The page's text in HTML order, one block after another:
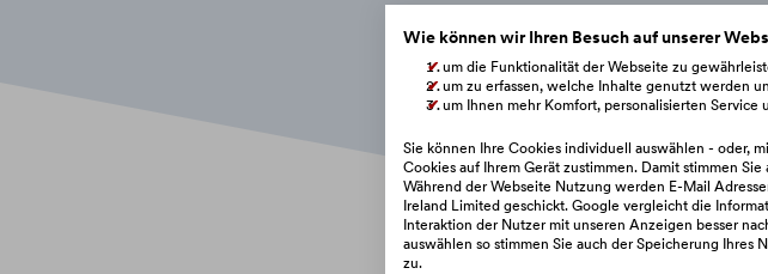
Wie können wir Ihren Besuch auf unserer
um die Funktionalität der Webseite zu
um zu erfassen, welche Inhalte genutzt werden
um Ihnen mehr Komfort, personalisierten Service
Sie können Ihre Cookies individuell auswählen - oder,
Cookies auf Ihrem Gerät zustimmen. Damit stimmen
Während der Webseite Nutzung werden E-Mail
Ireland Limited geschickt. Google vergleicht die
Interaktion der Nutzer mit unseren Anzeigen besser
auswählen so stimmen Sie auch der Speicherung Ihres
zu.